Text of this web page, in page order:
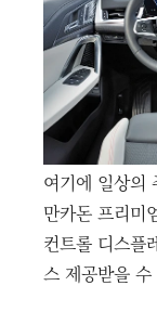
여기에 일상의
만카돈 프리미
컨트롤 디스플
스 제공받을 수